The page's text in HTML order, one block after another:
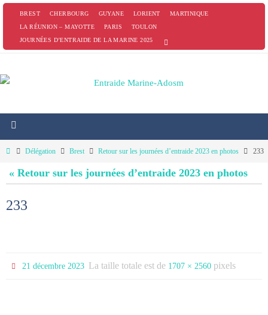
PasserBREST CHERBOURG GUYANE LORIENT
MARTINIQUE
LA RÉUNION – MAYOTTE
PARIS
TOULON
JOURNÉES D’ENTRAIDE DE LA MARINE 2025
HomeDélégation Brest Retour sur les journées d’entraide 2023 en photos 233
« Retour sur les journées d’entraide 2023 en photos
233
21 décembre 2023 La taille totale est de 1707 × 2560 pixels